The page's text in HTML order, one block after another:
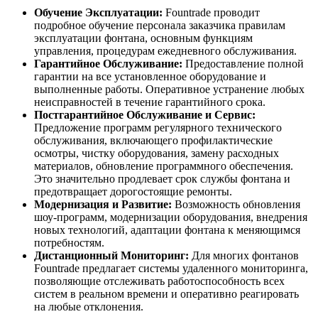
Обучение Эксплуатации: Fountrade проводит
подробное обучение персонала заказчика правилам
эксплуатации фонтана, основным функциям
управления, процедурам ежедневного обслуживания.
Гарантийное Обслуживание: Предоставление полной
гарантии на все установленное оборудование и
выполненные работы. Оперативное устранение любых
неисправностей в течение гарантийного срока.
Постгарантийное Обслуживание и Сервис:
Предложение программ регулярного технического
обслуживания, включающего профилактические
осмотры, чистку оборудования, замену расходных
материалов, обновление программного обеспечения.
Это значительно продлевает срок службы фонтана и
предотвращает дорогостоящие ремонты.
Модернизация и Развитие: Возможность обновления
шоу-программ, модернизации оборудования, внедрения
новых технологий, адаптации фонтана к меняющимся
потребностям.
Дистанционный Мониторинг: Для многих фонтанов
Fountrade предлагает системы удаленного мониторинга,
позволяющие отслеживать работоспособность всех
систем в реальном времени и оперативно реагировать
на любые отклонения.